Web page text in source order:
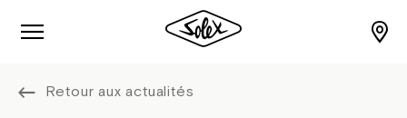
Retour aux actualités